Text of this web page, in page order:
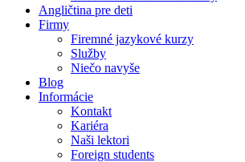
Angličtina pre deti
Firmy
Firemné jazykové kurzy
Služby
Niečo navyše
Blog
Informácie
Kontakt
Kariéra
Naši lektori
Foreign students